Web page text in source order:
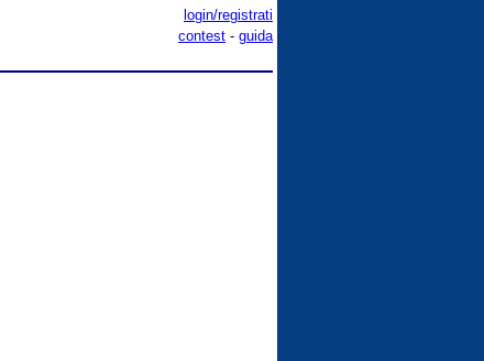
login/registrati
contest - guida